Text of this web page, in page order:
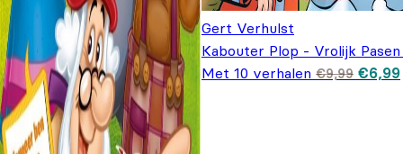
Gert Verhulst
Kabouter Plop - Vrolijk
Met 10 verhalen €9,99 prijs
€6,99